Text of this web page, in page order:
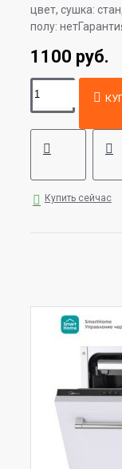
цвет, сушка:
полу:
1100 руб.
Купить сейчас